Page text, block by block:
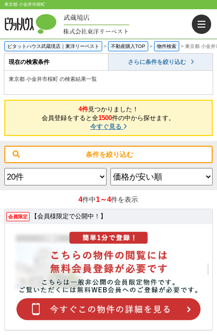
東京都 小金井市桜町
ピタットハウス武蔵境店｜東洋リーベスト > 不動産購入TOP > 物件検索 > 東京都 小金井
現在の検索条件 さらに条件を絞り込む
東京都 小金井市桜町 の検索結果一覧
4件見つかりました！
会員登録をすると全1500件の中から探せます。
今すぐ見る
条件を絞り込む
4件中1～4件を表示
会員限定 【会員様限定で公開中！】